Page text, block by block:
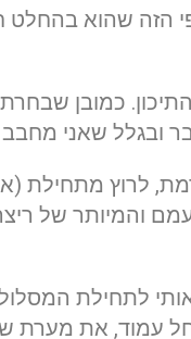
הזה שהוא
כמובן
ובגלל שאני
לרוץ מתחילת
המשעמם והמיותר של
לתחילת
עמוד, את מערת